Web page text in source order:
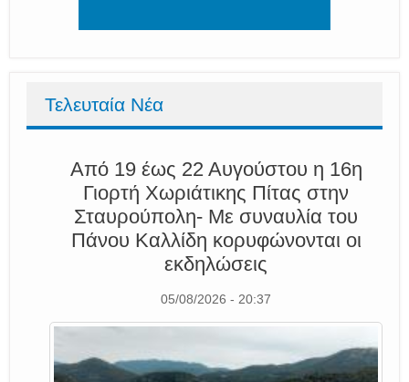
Τελευταία Νέα
Από 19 έως 22 Αυγούστου η 16η
Γιορτή Χωριάτικης Πίτας στην
Σταυρούπολη- Με συναυλία του
Πάνου Καλλίδη κορυφώνονται οι
εκδηλώσεις
05/08/2026 - 20:37